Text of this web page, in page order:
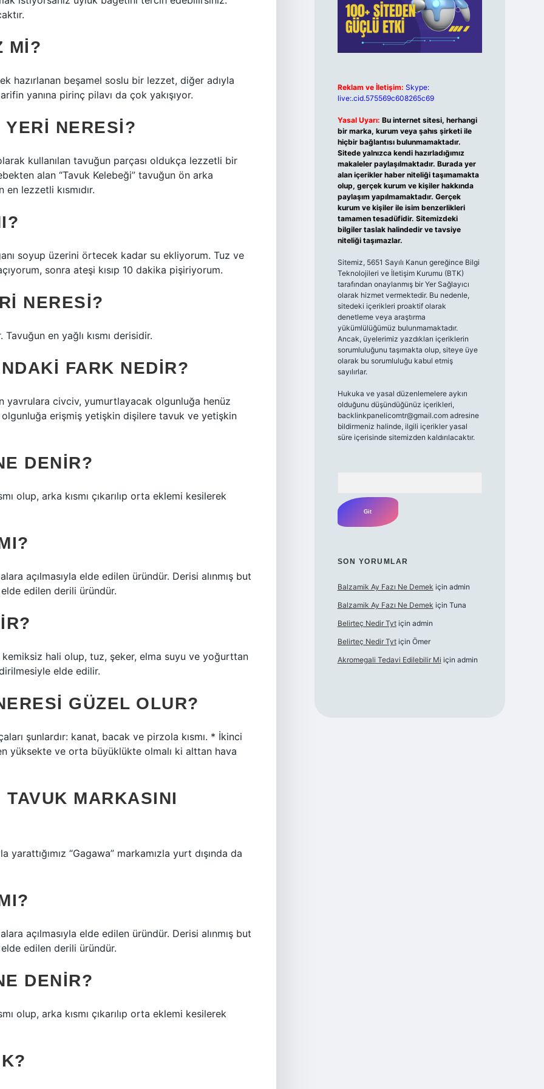
MI?
hazırlanan beşamel soslu bir lezzet, diğer adıyla
yanına pirinç pilavı da çok yakışıyor.
YERI NERESI?
kullanılan tavuğun parçası oldukça lezzetli bir
alan “Tavuk Kelebeği” tavuğun ön arka
lezzetli kısmıdır.
soyup üzerini örtecek kadar su ekliyorum. Tuz ve
sonra ateşi kısıp 10 dakika pişiriyorum.
NERESI?
en yağlı kısmı derisidir.
FARK NEDIR?
yavrulara civciv, yumurtlayacak olgunluğa henüz
erişmiş yetişkin dişilere tavuk ve yetişkin
DENIR?
olup, arka kısmı çıkarılıp orta eklemi kesilerek
açılmasıyla elde edilen üründür. Derisi alınmış but
elde edilen derili üründür.
kemiksiz hali olup, tuz, şeker, elma suyu ve yoğurttan
elde edilir.
GÜZEL OLUR?
şunlardır: kanat, bacak ve pirzola kısmı. * İkinci
yüksekte ve orta büyüklükte olmalı ki alttan hava
MARKASINI
yarattığımız “Gagawa” markamızla yurt dışında da
açılmasıyla elde edilen üründür. Derisi alınmış but
elde edilen derili üründür.
DENIR?
olup, arka kısmı çıkarılıp orta eklemi kesilerek
Reklam ve İletişim: Skype:
live:.cid.575569c608265c69
Yasal Uyarı: Bu internet sitesi, herhangi
bir marka, kurum veya şahıs şirketi ile
hiçbir bağlantısı bulunmamaktadır.
Sitede yalnızca kendi hazırladığımız
makaleler paylaşılmaktadır. Burada yer
alan içerikler haber niteliği taşımamakta
olup, gerçek kurum ve kişiler hakkında
paylaşım yapılmamaktadır. Gerçek
kurum ve kişiler ile isim benzerlikleri
tamamen tesadüfidir. Sitemizdeki
bilgiler taslak halindedir ve tavsiye
niteliği taşımazlar.
Sitemiz, 5651 Sayılı Kanun gereğince Bilgi
Teknolojileri ve İletişim Kurumu (BTK)
tarafından onaylanmış bir Yer Sağlayıcı
olarak hizmet vermektedir. Bu nedenle,
sitedeki içerikleri proaktif olarak
denetleme veya araştırma
yükümlülüğümüz bulunmamaktadır.
Ancak, üyelerimiz yazdıkları içeriklerin
sorumluluğunu taşımakta olup, siteye üye
olarak bu sorumluluğu kabul etmiş
sayılırlar.
Hukuka ve yasal düzenlemelere aykırı
olduğunu düşündüğünüz içerikleri,
backlinkpanelicomtr@gmail.comadresine
bildirmeniz halinde, ilgili içerikler yasal
süre içerisinde sitemizden kaldırılacaktır.
SON YORUMLAR
Balzamik Ay Fazı Ne Demek için admin
Balzamik Ay Fazı Ne Demek için Tuna
Belirteç Nedir Tytiçin admin
Belirteç Nedir Tytiçin Ömer
Akromegali Tedavi Edilebilir Mi için admin